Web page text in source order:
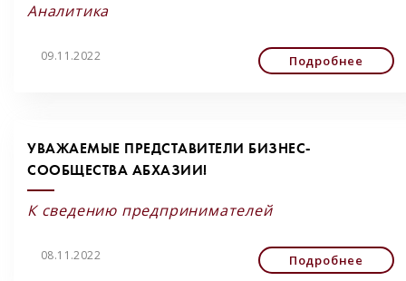
Аналитика
09.11.2022 Подробнее
УВАЖАЕМЫЕ ПРЕДСТАВИТЕЛИ БИЗНЕС-
СООБЩЕСТВА АБХАЗИИ!
К сведению предпринимателей
08.11.2022 Подробнее